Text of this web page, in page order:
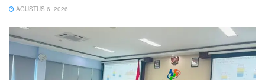
AGUSTUS 6, 2026